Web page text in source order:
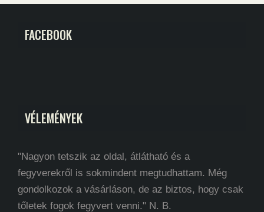
FACEBOOK
VÉLEMÉNYEK
"Nagyon tetszik az oldal, átlátható és a
fegyverekről is sokmindent megtudhattam. Még
gondolkozok a vásárláson, de az biztos, hogy csak
tőletek fogok fegyvert venni." N. B.